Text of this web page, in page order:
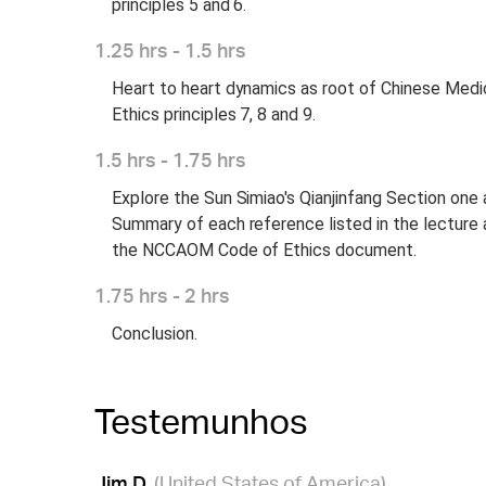
principles 5 and 6.
1.25 hrs - 1.5 hrs
Heart to heart dynamics as root of Chinese
Ethics principles 7, 8 and 9.
1.5 hrs - 1.75 hrs
Explore the Sun Simiao's Qianjinfang Section
Summary of each reference listed in the
the NCCAOM Code of Ethics document.
1.75 hrs - 2 hrs
Conclusion.
Testemunhos